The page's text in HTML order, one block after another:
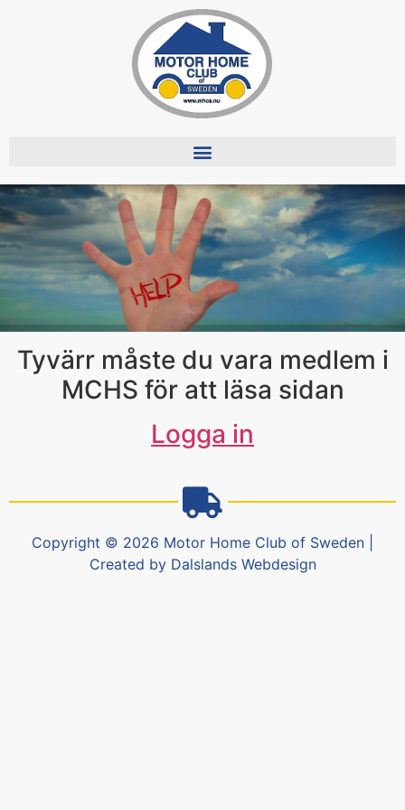
Tyvärr måste du vara medlem i
MCHS för att läsa sidan
Logga in
Copyright © 2026 Motor Home Club of Sweden |
Created by Dalslands Webdesign